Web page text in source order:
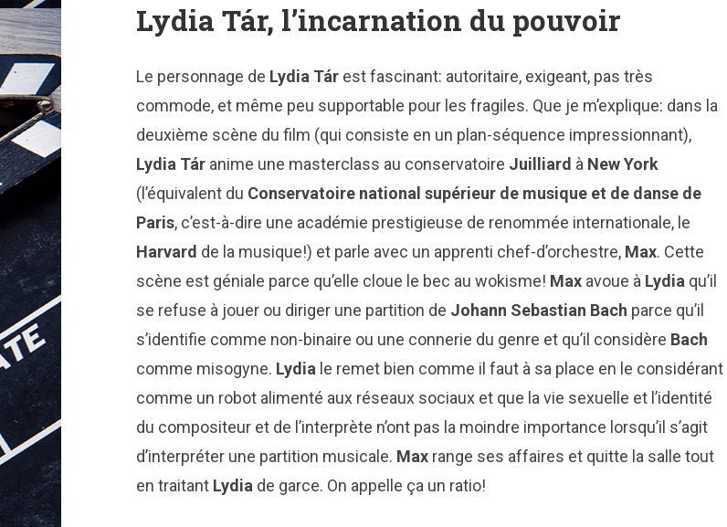
Lydia Tár, l’incarnation du pouvoir
Le personnage de Lydia Tárest fascinant: autoritaire, exigeant, pas très
commode, et même peu supportable pour les fragiles. Que je m’explique: dans la
deuxième scène du film (qui consiste en un plan-séquence impressionnant),
Lydia Táranime une masterclass au conservatoire Juilliard à New York
(l’équivalent du Conservatoire national supérieur de musique et de danse de
Paris, c’est-à-dire une académie prestigieuse de renommée internationale, le
Harvard de la musique!) et parle avec un apprenti chef-d’orchestre, Max. Cette
scène est géniale parce qu’elle cloue le bec au wokisme! Maxavoue à Lydia qu’il
se refuse à jouer ou diriger une partition de Johann Sebastian Bach parce qu’il
s’identifie comme non-binaire ou une connerie du genre et qu’il considère Bach
comme misogyne. Lydia le remet bien comme il faut à sa place en le considérant
comme un robot alimenté aux réseaux sociaux et que la vie sexuelle et l’identité
du compositeur et de l’interprète n’ont pas la moindre importance lorsqu’il s’agit
d’interpréter une partition musicale. Maxrange ses affaires et quitte la salle tout
en traitant Lydia de garce. On appelle ça un ratio!